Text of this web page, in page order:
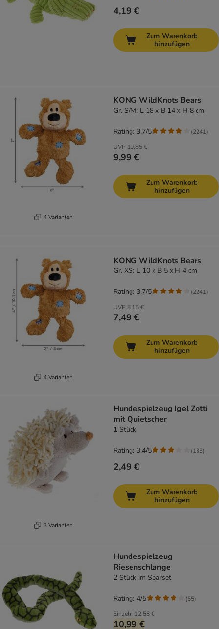
4,19 €
Zum Warenkorb
hinzufügen
4 Varianten
KONG WildKnots Bears
Gr. S/M: L 18 x B 14 x H 8 cm
UVP 10,85 €
9,99 €
Rating: 3.7/5 (2241)
Zum Warenkorb
hinzufügen
4 Varianten
KONG WildKnots Bears
Gr. XS: L 10 x B 5 x H 4 cm
UVP 8,15 €
7,49 €
Rating: 3.7/5 (2241)
Zum Warenkorb
hinzufügen
3 Varianten
Hundespielzeug Igel Zotti
mit Quietscher
1 Stück
2,49 €
Rating: 3.4/5 (133)
Zum Warenkorb
hinzufügen
Hundespielzeug
Riesenschlange
2 Stück im Sparset
Einzeln 12,58 €
10,99 €
Rating: 4/5 (55)